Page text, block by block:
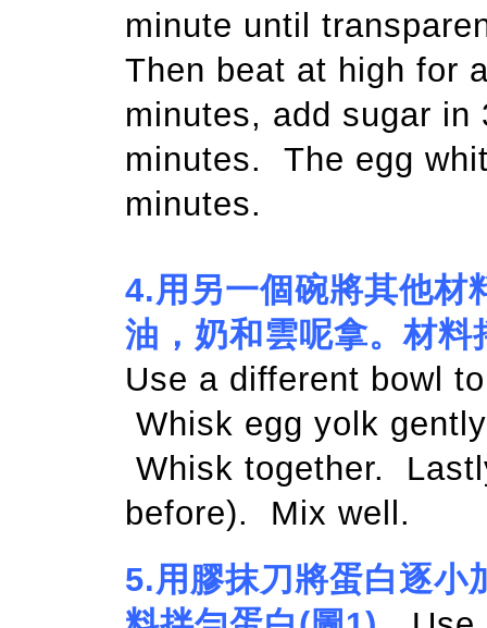
minute until
Then beat at high for
minutes, add sugar
minutes. The egg
minutes.
4.用另一個碗將其他材
油，奶和雲呢拿。材
Use a different bowl
Whisk egg yolk
Whisk together.
before). Mix well.
5.用膠抹刀將蛋白逐小